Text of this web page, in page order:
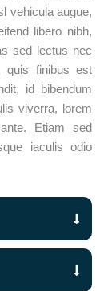
vehicula augue,
libero nibh,
sed lectus nec
quis finibus est
id bibendum
viverra, lorem
Etiam sed
iaculis odio